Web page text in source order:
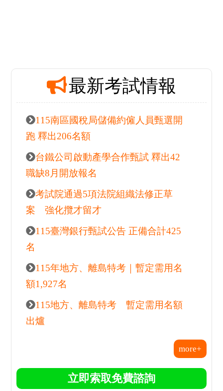
最新熱門活動推薦